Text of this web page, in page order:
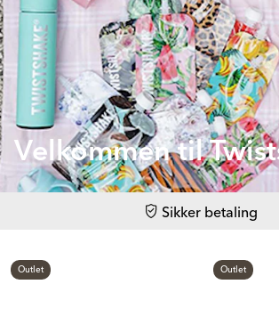
Velkommen til
Sikker betaling
Outlet Outlet